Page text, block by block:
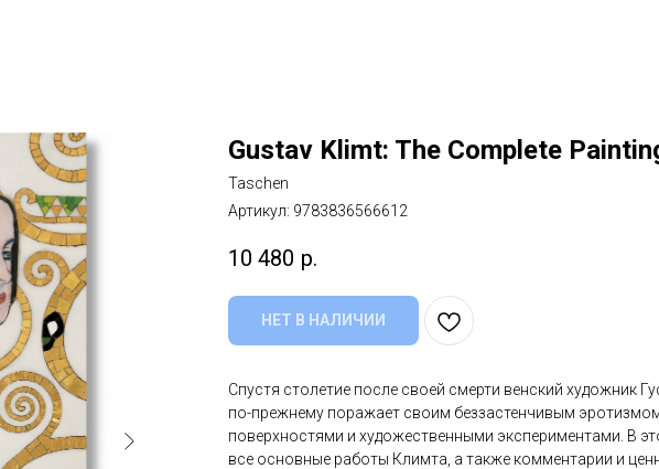
Gustav Klimt: The Complete
Taschen
Артикул: 9783836566612
10 480 р.
НЕТ В НАЛИЧИИ
Спустя столетие после своей смерти венский художник
по-прежнему поражает своим беззастенчивым
поверхностями и художественными экспериментами. В
все основные работы Климта, а также комментарии и